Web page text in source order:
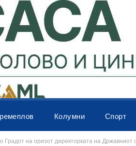
Колумни Спорт
на оризот директорката на Државниот